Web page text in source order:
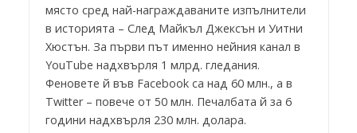
място сред най-награждаваните изпълнители
в историята – След Майкъл Джексън и Уитни
Хюстън. За първи път именно нейния канал в
YouTube надхвърля 1 млрд. гледания.
Феновете й във Facebook са над 60 млн., а в
Twitter – повече от 50 млн. Печалбата й за 6
години надхвърля 230 млн. долара.